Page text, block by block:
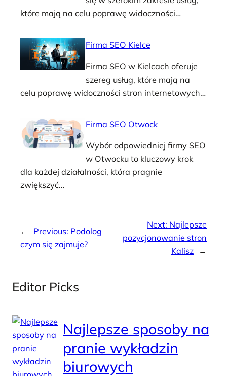
które mają na celu poprawę widoczności…
Firma SEO Kielce
Firma SEO w Kielcach oferuje
szereg usług, które mają na
celu poprawę widoczności stron internetowych…
Firma SEO Otwock
Wybór odpowiedniej firmy SEO
w Otwocku to kluczowy krok
dla każdej działalności, która pragnie
zwiększyć…
← Previous: Podolog
czym się zajmuje?
Next: Najlepsze
pozycjonowanie stron
Kalisz
→
Editor Picks
Najlepsze sposoby na
pranie wykładzin
biurowych